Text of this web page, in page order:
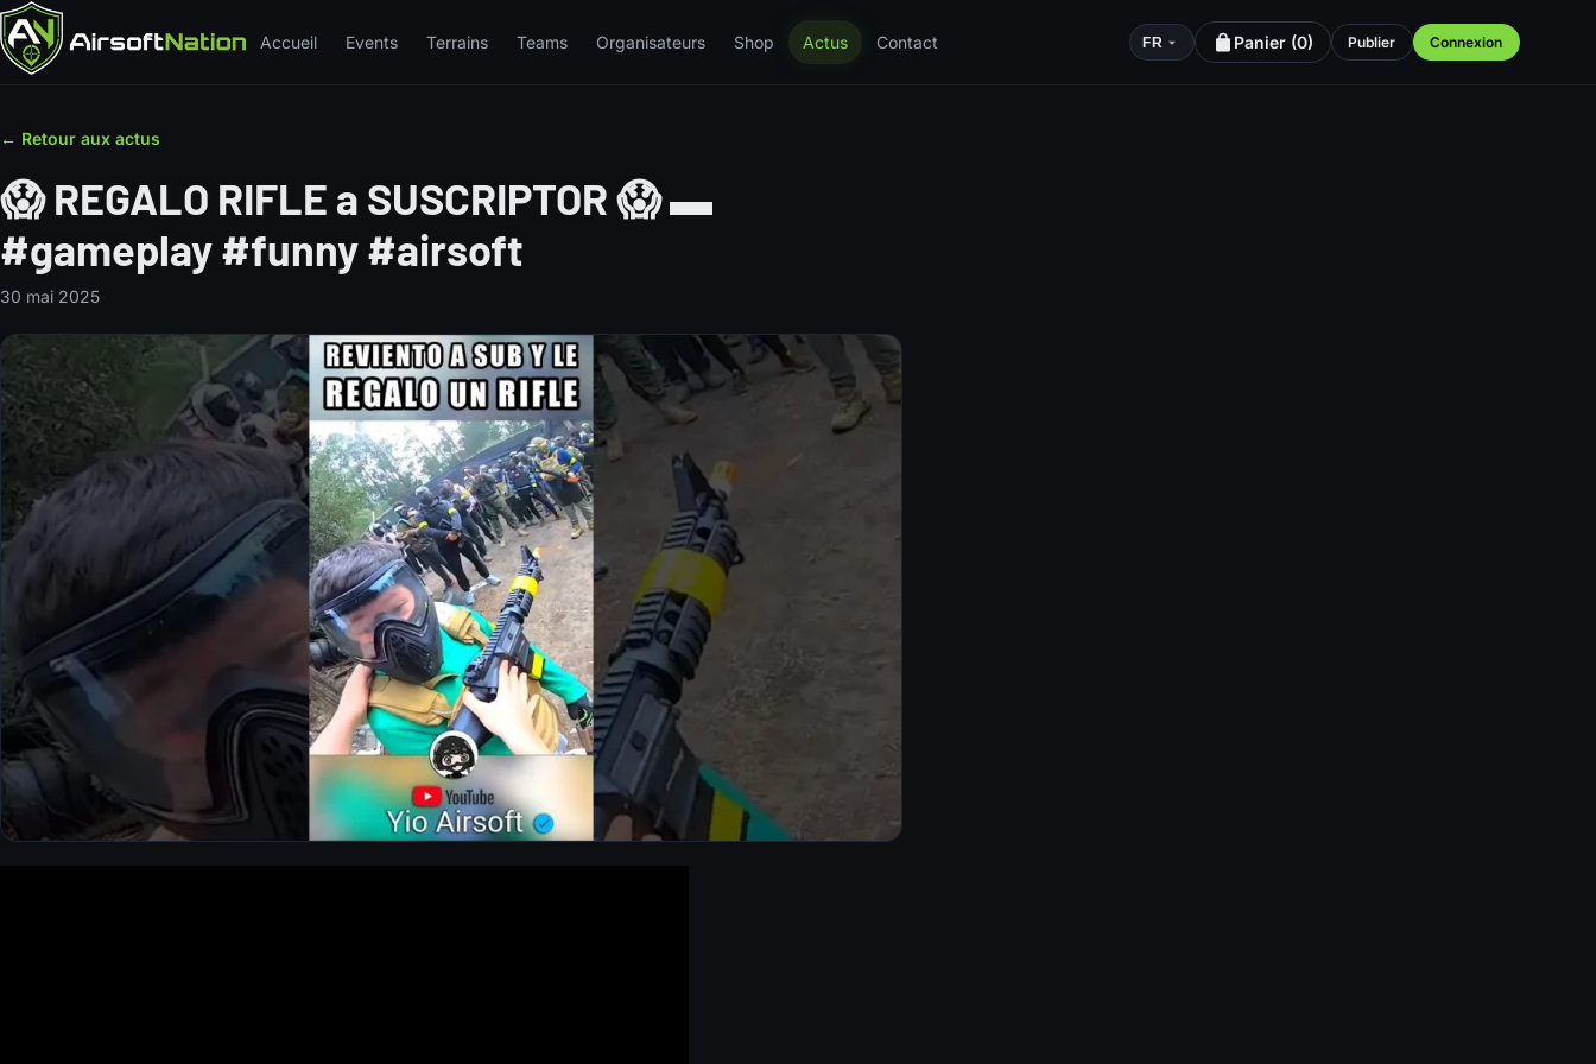
Accueil Events Terrains Teams Organisateurs Shop Actus Contact FR Panier (0) Publier Connexion
← Retour aux actus
😱 REGALO RIFLE a SUSCRIPTOR 😱 ▬
#gameplay #funny #airsoft
30 mai 2025